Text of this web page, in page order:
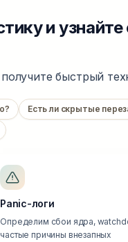
и
быстрый
Есть ли скрытые
Panic-логи
Определим сбои ядра,
частые причины внезапных